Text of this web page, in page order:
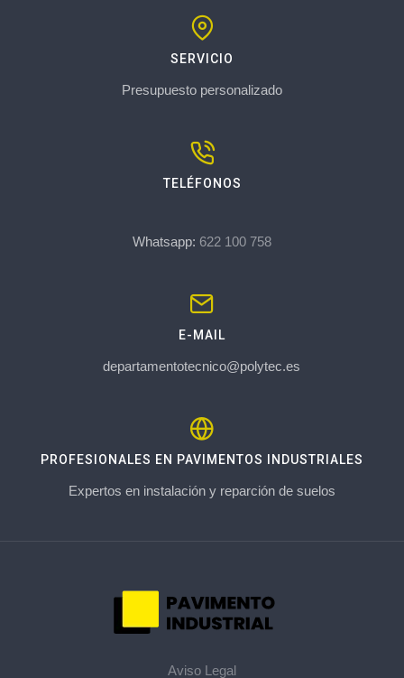
SERVICIO
Presupuesto personalizado
TELÉFONOS
Whatsapp: 622 100 758
E-MAIL
departamentotecnico@polytec.es
PROFESIONALES EN PAVIMENTOS INDUSTRIALES
Expertos en instalación y reparción de suelos
Aviso Legal